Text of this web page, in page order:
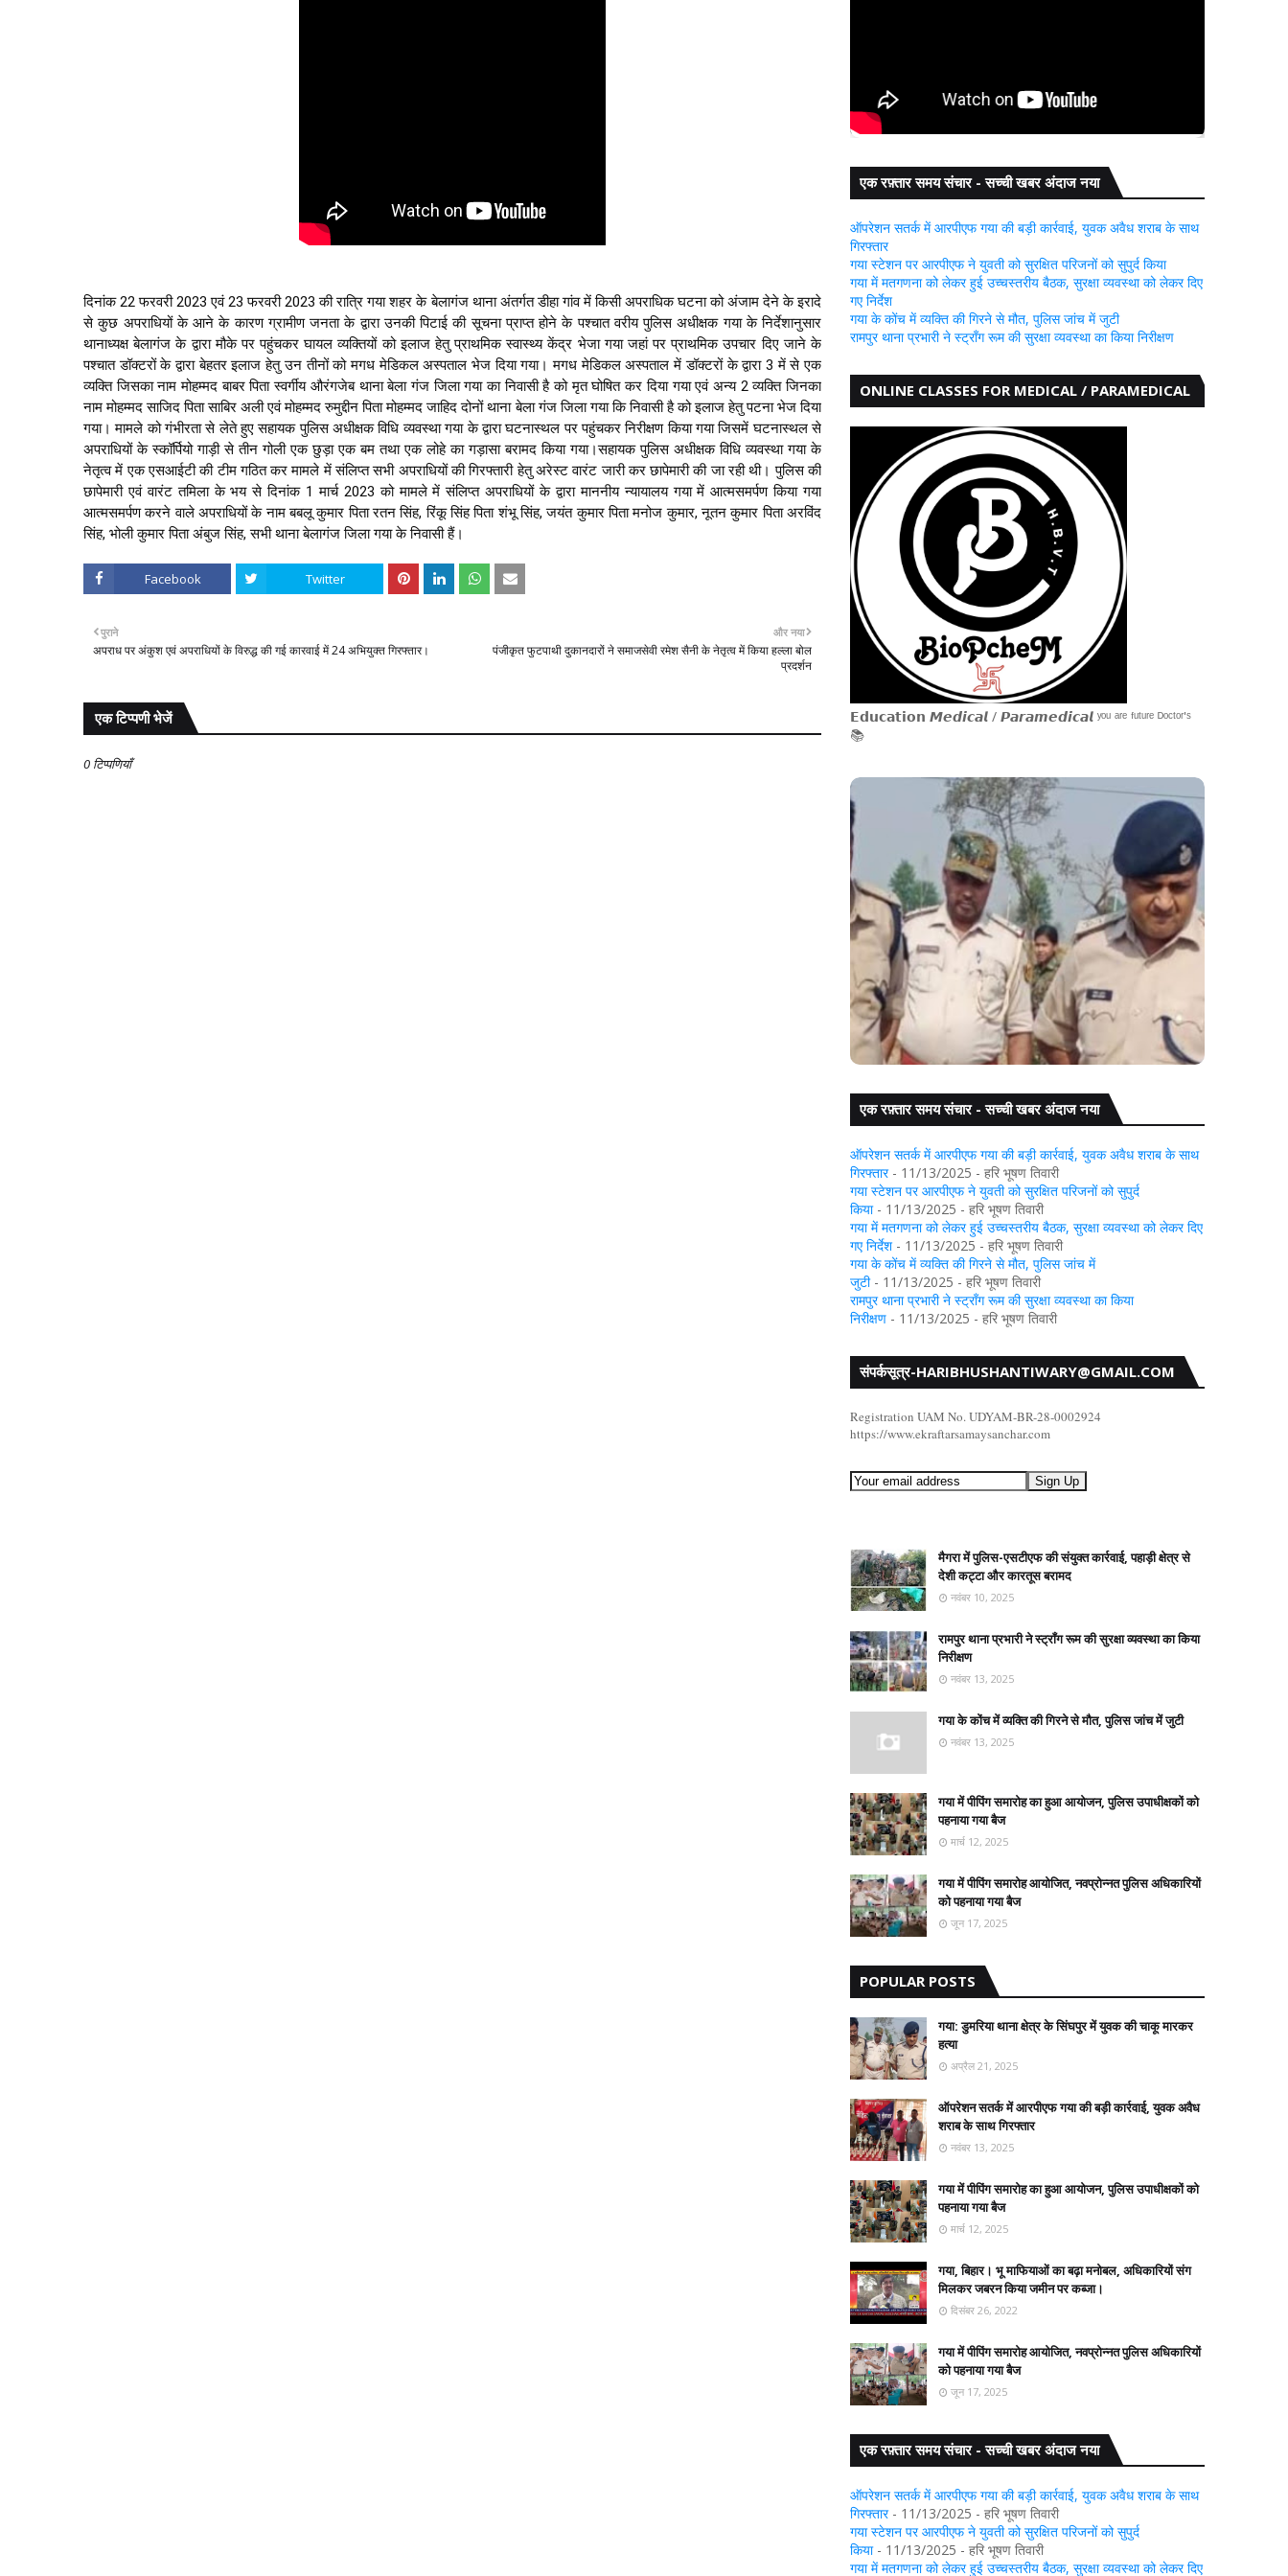
दिनांक 22 फरवरी 2023 एवं 23 फरवरी 2023 की रात्रि गया शहर के बेलागंज थाना अंतर्गत डीहा गांव में किसी अपराधिक घटना को अंजाम देने के इरादे
से कुछ अपराधियों के आने के कारण ग्रामीण जनता के द्वारा उनकी पिटाई की सूचना प्राप्त होने के पश्चात वरीय पुलिस अधीक्षक गया के निर्देशानुसार
थानाध्यक्ष बेलागंज के द्वारा मौके पर पहुंचकर घायल व्यक्तियों को इलाज हेतु प्राथमिक स्वास्थ्य केंद्र भेजा गया जहां पर प्राथमिक उपचार दिए जाने के
पश्चात डॉक्टरों के द्वारा बेहतर इलाज हेतु उन तीनों को मगध मेडिकल अस्पताल भेज दिया गया। मगध मेडिकल अस्पताल में डॉक्टरों के द्वारा 3 में से एक
व्यक्ति जिसका नाम मोहम्मद बाबर पिता स्वर्गीय औरंगजेब थाना बेला गंज जिला गया का निवासी है को मृत घोषित कर दिया गया एवं अन्य 2 व्यक्ति जिनका
नाम मोहम्मद साजिद पिता साबिर अली एवं मोहम्मद रुमुद्दीन पिता मोहम्मद जाहिद दोनों थाना बेला गंज जिला गया कि निवासी है को इलाज हेतु पटना भेज दिया
गया। मामले को गंभीरता से लेते हुए सहायक पुलिस अधीक्षक विधि व्यवस्था गया के द्वारा घटनास्थल पर पहुंचकर निरीक्षण किया गया जिसमें घटनास्थल से
अपराधियों के स्कॉर्पियो गाड़ी से तीन गोली एक छुड़ा एक बम तथा एक लोहे का गड़ासा बरामद किया गया।सहायक पुलिस अधीक्षक विधि व्यवस्था गया के
नेतृत्व में एक एसआईटी की टीम गठित कर मामले में संलिप्त सभी अपराधियों की गिरफ्तारी हेतु अरेस्ट वारंट जारी कर छापेमारी की जा रही थी। पुलिस की
छापेमारी एवं वारंट तमिला के भय से दिनांक 1 मार्च 2023 को मामले में संलिप्त अपराधियों के द्वारा माननीय न्यायालय गया में आत्मसमर्पण किया गया
आत्मसमर्पण करने वाले अपराधियों के नाम बबलू कुमार पिता रतन सिंह, रिंकू सिंह पिता शंभू सिंह, जयंत कुमार पिता मनोज कुमार, नूतन कुमार पिता अरविंद
सिंह, भोली कुमार पिता अंबुज सिंह, सभी थाना बेलागंज जिला गया के निवासी हैं।
Facebook Twitter
और नया
पंजीकृत फुटपाथी दुकानदारों ने समाजसेवी रमेश सैनी के नेतृत्व में किया हल्ला बोल
प्रदर्शन
पुराने
अपराध पर अंकुश एवं अपराधियों के विरुद्ध की गई कारवाई में 24 अभियुक्त गिरफ्तार।
एक टिप्पणी भेजें
0 टिप्पणियाँ
एक रफ़्तार समय संचार - सच्ची खबर अंदाज नया
ऑपरेशन सतर्क में आरपीएफ गया की बड़ी कार्रवाई, युवक अवैध शराब के साथ
गिरफ्तार
गया स्टेशन पर आरपीएफ ने युवती को सुरक्षित परिजनों को सुपुर्द किया
गया में मतगणना को लेकर हुई उच्चस्तरीय बैठक, सुरक्षा व्यवस्था को लेकर दिए
गए निर्देश
गया के कोंच में व्यक्ति की गिरने से मौत, पुलिस जांच में जुटी
रामपुर थाना प्रभारी ने स्ट्रॉंग रूम की सुरक्षा व्यवस्था का किया निरीक्षण
ONLINE CLASSES FOR MEDICAL / PARAMEDICAL
𝗘𝗱𝘂𝗰𝗮𝘁𝗶𝗼𝗻 𝙈𝙚𝙙𝙞𝙘𝙖𝙡 / 𝙋𝙖𝙧𝙖𝙢𝙚𝙙𝙞𝙘𝙖𝙡 ʸᵒᵘ ᵃʳᵉ ᶠᵘᵗᵘʳᵉ ᴰᵒᶜᵗᵒʳ'ˢ
📚
दबोचा
एक रफ़्तार समय संचार - सच्ची खबर अंदाज नया
ऑपरेशन सतर्क में आरपीएफ गया की बड़ी कार्रवाई, युवक अवैध शराब के साथ
गिरफ्तार- 11/13/2025 - हरि भूषण तिवारी
गया स्टेशन पर आरपीएफ ने युवती को सुरक्षित परिजनों को सुपुर्द
किया- 11/13/2025 - हरि भूषण तिवारी
गया में मतगणना को लेकर हुई उच्चस्तरीय बैठक, सुरक्षा व्यवस्था को लेकर दिए
गए निर्देश- 11/13/2025 - हरि भूषण तिवारी
गया के कोंच में व्यक्ति की गिरने से मौत, पुलिस जांच में
जुटी- 11/13/2025 - हरि भूषण तिवारी
रामपुर थाना प्रभारी ने स्ट्रॉंग रूम की सुरक्षा व्यवस्था का किया
निरीक्षण - 11/13/2025 - हरि भूषण तिवारी
संपर्कसूत्र-HARIBHUSHANTIWARY@GMAIL.COM
Registration UAM No. UDYAM-BR-28-0002924
https://www.ekraftarsamaysanchar.com
मैगरा में पुलिस-एसटीएफ की संयुक्त कार्रवाई, पहाड़ी क्षेत्र से
देशी कट्टा और कारतूस बरामद
नवंबर 10, 2025
रामपुर थाना प्रभारी ने स्ट्रॉंग रूम की सुरक्षा व्यवस्था का किया
निरीक्षण
नवंबर 13, 2025
गया के कोंच में व्यक्ति की गिरने से मौत, पुलिस जांच में जुटी
नवंबर 13, 2025
गया में पीपिंग समारोह का हुआ आयोजन, पुलिस उपाधीक्षकों को
पहनाया गया बैज
मार्च 12, 2025
गया में पीपिंग समारोह आयोजित, नवप्रोन्नत पुलिस अधिकारियों
को पहनाया गया बैज
जून 17, 2025
POPULAR POSTS
गया: डुमरिया थाना क्षेत्र के सिंघपुर में युवक की चाकू मारकर
हत्या
अप्रैल 21, 2025
ऑपरेशन सतर्क में आरपीएफ गया की बड़ी कार्रवाई, युवक अवैध
शराब के साथ गिरफ्तार
नवंबर 13, 2025
गया में पीपिंग समारोह का हुआ आयोजन, पुलिस उपाधीक्षकों को
पहनाया गया बैज
मार्च 12, 2025
गया, बिहार। भू माफियाओं का बढ़ा मनोबल, अधिकारियों संग
मिलकर जबरन किया जमीन पर कब्जा।
दिसंबर 26, 2022
गया में पीपिंग समारोह आयोजित, नवप्रोन्नत पुलिस अधिकारियों
को पहनाया गया बैज
जून 17, 2025
एक रफ़्तार समय संचार - सच्ची खबर अंदाज नया
ऑपरेशन सतर्क में आरपीएफ गया की बड़ी कार्रवाई, युवक अवैध शराब के साथ
गिरफ्तार- 11/13/2025 - हरि भूषण तिवारी
गया स्टेशन पर आरपीएफ ने युवती को सुरक्षित परिजनों को सुपुर्द
किया- 11/13/2025 - हरि भूषण तिवारी
गया में मतगणना को लेकर हुई उच्चस्तरीय बैठक, सुरक्षा व्यवस्था को लेकर दिए